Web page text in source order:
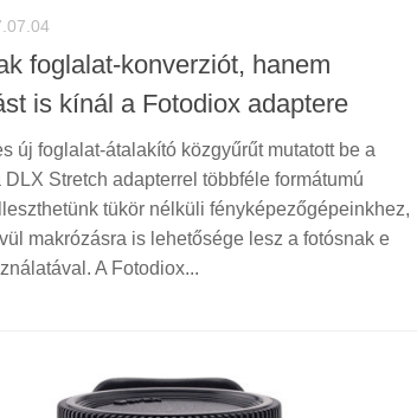
foglalat-konverziót, hanem
is kínál a Fotodiox adaptere
új foglalat-átalakító közgyűrűt mutatott be a
DLX Stretch adapterrel többféle formátumú
tükör nélküli fényképezőgépeinkhez,
makrózásra is lehetősége lesz a fotósnak e
A Fotodiox...